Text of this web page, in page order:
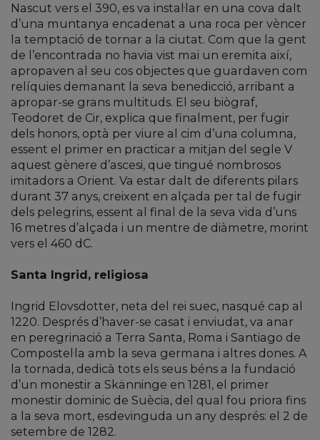
Nascut vers el 390, es va instal·lar en una cova dalt
d’una muntanya encadenat a una roca per vèncer
la temptació de tornar a la ciutat. Com que la gent
de l’encontrada no havia vist mai un eremita així,
apropaven al seu cos objectes que guardaven com
relíquies demanant la seva benedicció, arribant a
apropar-se grans multituds. El seu biògraf,
Teodoret de Cir, explica que finalment, per fugir
dels honors, optà per viure al cim d’una columna,
essent el primer en practicar a mitjan del segle V
aquest gènere d’ascesi, que tingué nombrosos
imitadors a Orient. Va estar dalt de diferents pilars
durant 37 anys, creixent en alçada per tal de fugir
dels pelegrins, essent al final de la seva vida d’uns
16 metres d’alçada i un mentre de diàmetre, morint
vers el 460 dC.
Santa Ingrid, religiosa
Ingrid Elovsdotter, neta del rei suec, nasqué cap al
1220. Després d’haver-se casat i enviudat, va anar
en peregrinació a Terra Santa, Roma i Santiago de
Compostel·la amb la seva germana i altres dones. A
la tornada, dedicà tots els seus béns a la fundació
d’un monestir a Skänninge en 1281, el primer
monestir dominic de Suècia, del qual fou priora fins
a la seva mort, esdevinguda un any després: el 2 de
setembre de 1282.